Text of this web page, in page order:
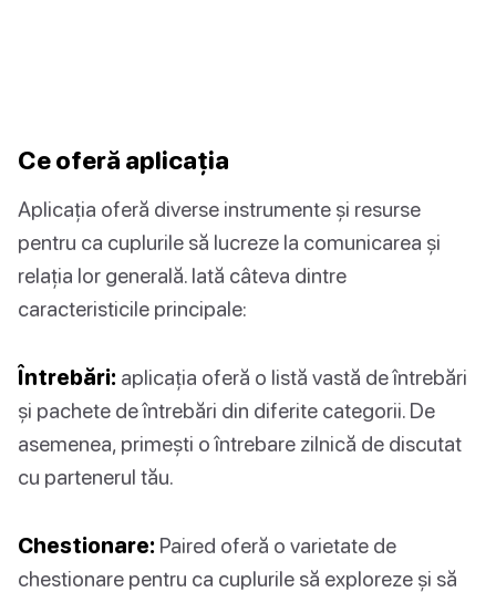
Ce oferă aplicația
Aplicația oferă diverse instrumente și resurse
pentru ca cuplurile să lucreze la comunicarea și
relația lor generală. Iată câteva dintre
caracteristicile principale:
Întrebări: aplicația oferă o listă vastă de întrebări
și pachete de întrebări din diferite categorii. De
asemenea, primești o întrebare zilnică de discutat
cu partenerul tău.
Chestionare: Paired oferă o varietate de
chestionare pentru ca cuplurile să exploreze și să